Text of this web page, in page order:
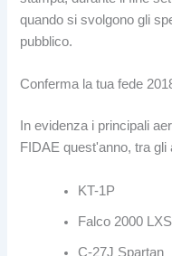
quando si svolgono gli
pubblico.
Conferma la tua fede
In evidenza i principali
FIDAE quest'anno, tra gli
KT-1P
Falco 2000 LXS
C-27J Spartan